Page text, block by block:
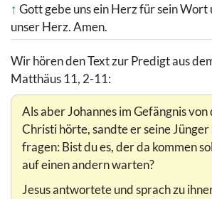
↑ Gott gebe uns ein Herz für sein
unser Herz. Amen.
Wir hören den Text zur Predigt aus
Matthäus 11, 2-11:
Als aber Johannes im Gefängnis
Christi hörte, sandte er seine Jünger
fragen: Bist du es, der da kommen
auf einen andern warten?
Jesus antwortete und sprach zu